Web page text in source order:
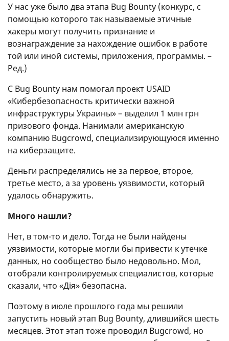
У нас уже было два этапа Bug Bounty (конкурс, с
помощью которого так называемые этичные
хакеры могут получить признание и
вознаграждение за нахождение ошибок в работе
той или иной системы, приложения, программы. –
Ред.)
С Bug Bounty нам помогал проект USAID
«Кибербезопасность критически важной
инфраструктуры Украины» – выделил 1 млн грн
призового фонда. Нанимали американскую
компанию Bugcrowd, специализирующуюся именно
на киберзащите.
Деньги распределялись не за первое, второе,
третье место, а за уровень уязвимости, который
удалось обнаружить.
Много нашли?
Нет, в том-то и дело. Тогда не были найдены
уязвимости, которые могли бы привести к утечке
данных, но сообщество было недовольно. Мол,
отобрали контролируемых специалистов, которые
сказали, что «Дія» безопасна.
Поэтому в июле прошлого года мы решили
запустить новый этап Bug Bounty, длившийся шесть
месяцев. Этот этап тоже проводил Bugcrowd, но